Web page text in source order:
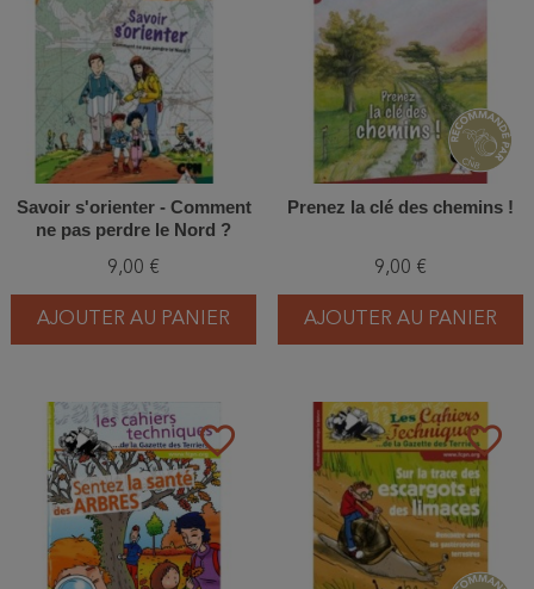
Savoir s'orienter - Comment
ne pas perdre le Nord ?
9,00 €
AJOUTER AU PANIER
Prenez la clé des chemins !
9,00 €
AJOUTER AU PANIER
favorite_border favorite_border